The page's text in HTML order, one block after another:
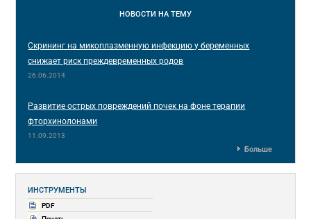
НОВОСТИ НА ТЕМУ
Скрининг на микоплазменную инфекцию у беременных
снижает риск преждевременных родов
26.06.2014
Развитие острых повреждений почек на фоне терапии
фторхинолонами
11.09.2013
Больше
ИНСТРУМЕНТЫ
PDF